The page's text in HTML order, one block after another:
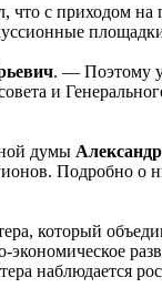
что с приходом на
. — Поэтому у
и
думы
Подробно о
который
наблюдается